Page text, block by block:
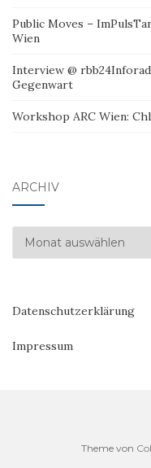
Public Moves –
Wien
Interview @
Gegenwart
Workshop ARC Wien:
ARCHIV
Archiv
Datenschutzerklärung
Impressum
Theme von